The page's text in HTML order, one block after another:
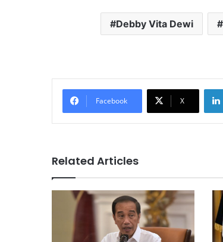
Debby Vita Dewi
Facebook X
Related Articles